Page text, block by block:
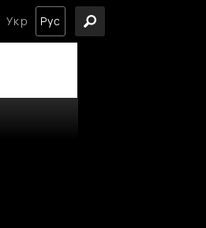
Укр Рус